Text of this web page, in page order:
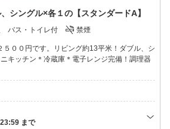
必ずペットの種類と数のご入力をお願い
ト同伴での宿泊ができない場合がござ
ご記入をお願い致します
着が遅れる場合、必ずご連絡下さいませ
電子レンジ、テレビ、エアコン、ガスス
シングル×各１の【スタンダードA】
バス・トイレ付 禁煙
００円です。リビング約13平米！ダブル、シ
キッチン＊冷蔵庫＊電子レンジ完備！調理器